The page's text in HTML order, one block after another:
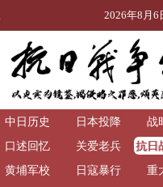
2026年8月6
中日历史 日本投降 战
口述回忆 关爱老兵
抗日
黄埔军校 日寇暴行 重